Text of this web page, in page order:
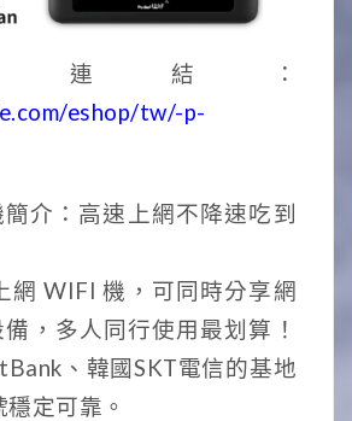
連結：
eshop/tw/-p-
介：高速上網不降速吃到
網 WIFI 機，可同時分享網
，多人同行使用最划算！
、韓國SKT電信的基地
定可靠。